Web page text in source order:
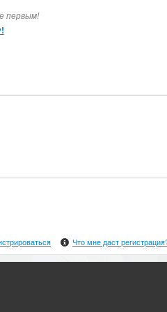
первым!
Что мне даст